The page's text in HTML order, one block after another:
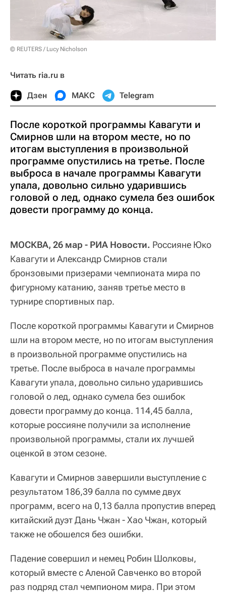
© REUTERS / Lucy Nicholson
Читать ria.ru в
Дзен МАКС Telegram
После короткой программы Кавагути и
Смирнов шли на втором месте, но по
итогам выступления в произвольной
программе опустились на третье. После
выброса в начале программы Кавагути
упала, довольно сильно ударившись
головой о лед, однако сумела без ошибок
довести программу до конца.
МОСКВА, 26 мар - РИА Новости. Россияне Юко
Кавагути и Александр Смирнов стали
бронзовыми призерами чемпионата мира по
фигурному катанию, заняв третье место в
турнире спортивных пар.
После короткой программы Кавагути и Смирнов
шли на втором месте, но по итогам выступления
в произвольной программе опустились на
третье. После выброса в начале программы
Кавагути упала, довольно сильно ударившись
головой о лед, однако сумела без ошибок
довести программу до конца. 114,45 балла,
которые россияне получили за исполнение
произвольной программы, стали их лучшей
оценкой в этом сезоне.
Кавагути и Смирнов завершили выступление с
результатом 186,39 балла по сумме двух
программ, всего на 0,13 балла пропустив вперед
китайский дуэт Дань Чжан - Хао Чжан, который
также не обошелся без ошибки.
Падение совершил и немец Робин Шолковы,
который вместе с Аленой Савченко во второй
раз подряд стал чемпионом мира. При этом